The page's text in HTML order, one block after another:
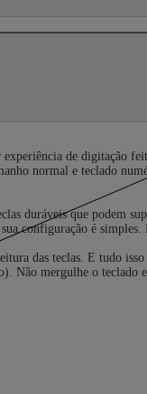
de digitação
normal e teclado
duráveis que podem
configuração é
das teclas. E tudo
Não mergulhe o